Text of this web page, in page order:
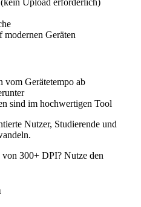
modernen Geräten
vom Gerätetempo ab
sind im hochwertigen Tool
Nutzer, Studierende und
300+ DPI? Nutze den